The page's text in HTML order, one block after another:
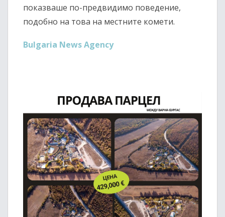
показваше по-предвидимо поведение,
подобно на това на местните комети.
Bulgaria News Agency